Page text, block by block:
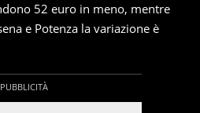
52 euro in meno, mentre
e Potenza la variazione è